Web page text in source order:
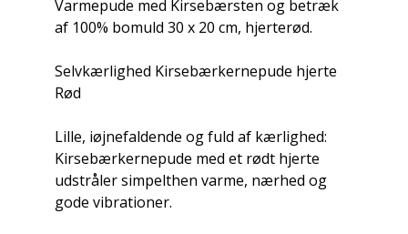
Varmepude med Kirsebærsten og betræk
af 100% bomuld 30 x 20 cm, hjerterød.
Selvkærlighed Kirsebærkernepude hjerte
Rød
Lille, iøjnefaldende og fuld af kærlighed:
Kirsebærkernepude med et rødt hjerte
udstråler simpelthen varme, nærhed og
gode vibrationer.